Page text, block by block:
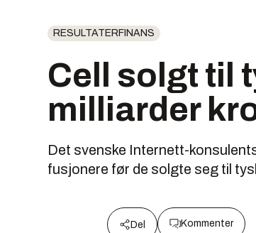
RESULTATERFINANS
Cell solgt til
milliarder
Det svenske Internett-
fusjonere før de solgte seg til
Del Kommenter